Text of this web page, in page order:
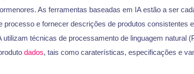
As ferramentas baseadas em IA estão a ser
processo e fornecer descrições de produtos consistentes
utilizam técnicas de processamento de linguagem natural
dados, tais como caraterísticas, especificações e